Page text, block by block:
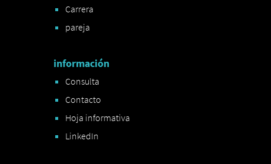
Carrera
pareja
información
Consulta
Contacto
Hoja informativa
LinkedIn